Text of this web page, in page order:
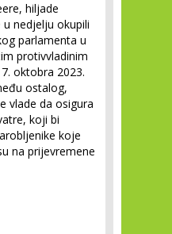
hiljade
nedjelju okupili
parlamenta u
protivvladinim
oktobra 2023.
ostalog,
vlade da osigura
koji bi
koje
na prijevremene